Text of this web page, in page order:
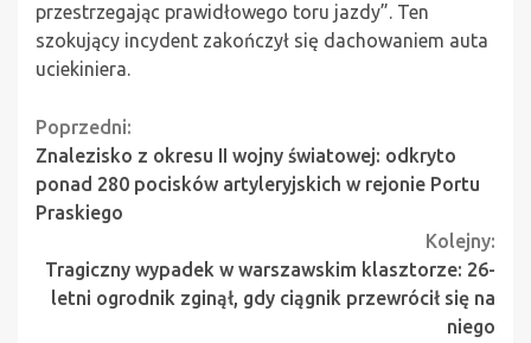
przestrzegając prawidłowego toru jazdy”. Ten
szokujący incydent zakończył się dachowaniem auta
uciekiniera.
Continue
Reading
Poprzedni:
Znalezisko z okresu II wojny światowej: odkryto
ponad 280 pocisków artyleryjskich w rejonie Portu
Praskiego
Kolejny:
Tragiczny wypadek w warszawskim klasztorze: 26-
letni ogrodnik zginął, gdy ciągnik przewrócił się na
niego